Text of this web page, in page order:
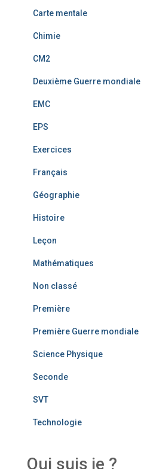
Carte mentale
Chimie
CM2
Deuxième Guerre mondiale
EMC
EPS
Exercices
Français
Géographie
Histoire
Leçon
Mathématiques
Non classé
Première
Première Guerre mondiale
Science Physique
Seconde
SVT
Technologie
Qui suis je ?